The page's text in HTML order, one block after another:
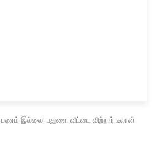
பணம் இல்லை: பதுளை வீட்டை விற்றார் டிலான்